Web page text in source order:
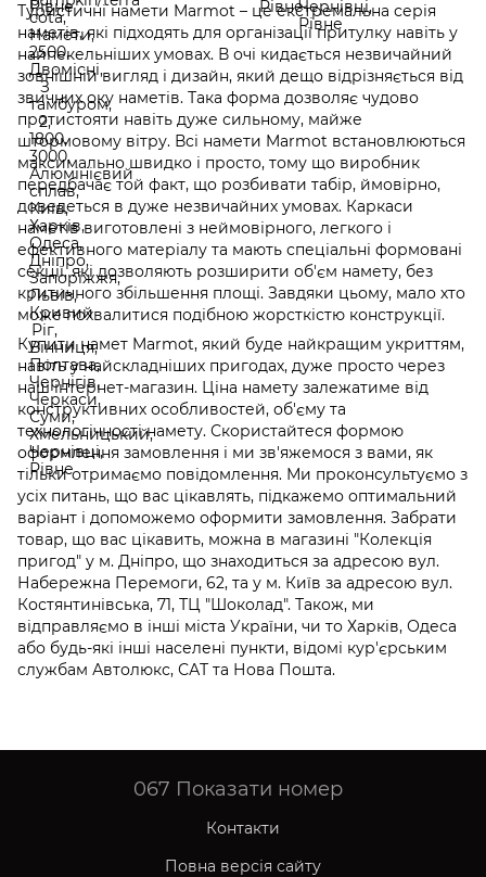
Туристичні намети Marmot – це екстремальна серія
наметів, які підходять для організації притулку навіть у
найпекельніших умовах. В очі кидається незвичайний
зовнішній вигляд і дизайн, який дещо відрізняється від
звичних оку наметів. Така форма дозволяє чудово
протистояти навіть дуже сильному, майже
штормовому вітру. Всі намети Marmot встановлюються
максимально швидко і просто, тому що виробник
передбачає той факт, що розбивати табір, ймовірно,
доведеться в дуже незвичайних умовах. Каркаси
наметів виготовлені з неймовірного, легкого і
ефективного матеріалу та мають спеціальні формовані
секції, які дозволяють розширити об'єм намету, без
критичного збільшення площі. Завдяки цьому, мало хто
може похвалитися подібною жорсткістю конструкції.
Купити намет Marmot, який буде найкращим укриттям,
навіть у найскладніших пригодах, дуже просто через
наш інтернет-магазин. Ціна намету залежатиме від
конструктивних особливостей, об'єму та
технологічності намету. Скористайтеся формою
оформлення замовлення і ми зв'яжемося з вами, як
тільки отримаємо повідомлення. Ми проконсультуємо з
усіх питань, що вас цікавлять, підкажемо оптимальний
варіант і допоможемо оформити замовлення. Забрати
товар, що вас цікавить, можна в магазині "Колекція
пригод" у м. Дніпро, що знаходиться за адресою вул.
Набережна Перемоги, 62, та у м. Київ за адресою вул.
Костянтинівська, 71, ТЦ "Шоколад". Також, ми
відправляємо в інші міста України, чи то Харків, Одеса
або будь-які інші населені пункти, відомі кур'єрським
службам Автолюкс, САТ та Нова Пошта.
067 Показати номер
Контакти
Повна версія сайту